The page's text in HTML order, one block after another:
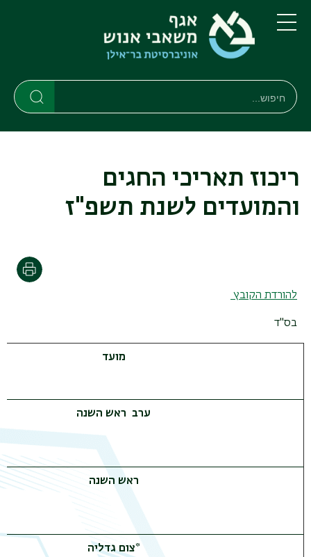
העיקרי
ניווט
ראשי
תפריט
חיפוש
חיפוש
ריכוז תאריכי החגים
והמועדים לשנת תשפ"ז
להורדת הקובץ
בס"ד
מועד
ערב ראש השנה
ראש השנה
*צום גדליה